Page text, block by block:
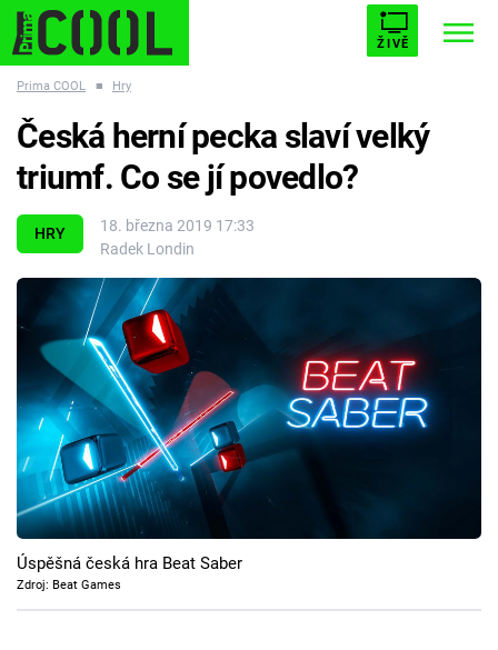
ŽIVĚ
ESCAPE PLNEJ KOTEL AVENGERS 5
Témata
Filmy
Seriály
Hry
Cool Esport
Pořady
Prima COOL ■ Hry
HRY
18. března 2019 17:33
Radek Londin
Česká herní pecka slaví velký
triumf. Co se jí povedlo?
Úspěšná česká hra Beat Saber
Zdroj: Beat Games